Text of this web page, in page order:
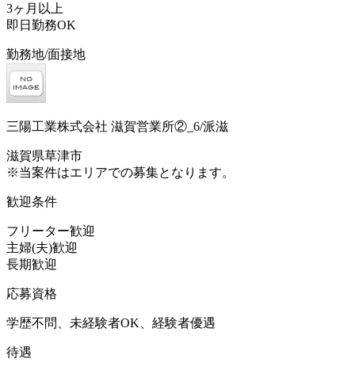
3ヶ月以上
即日勤務OK
勤務地/面接地
三陽工業株式会社 滋賀営業所②_6/派滋
滋賀県草津市
※当案件はエリアでの募集となります。
歓迎条件
フリーター歓迎
主婦(夫)歓迎
長期歓迎
応募資格
学歴不問、未経験者OK、経験者優遇
待遇